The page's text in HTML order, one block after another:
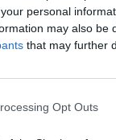
personal
may also be
that may further
Opt Outs
categoria. In
le prime cinque